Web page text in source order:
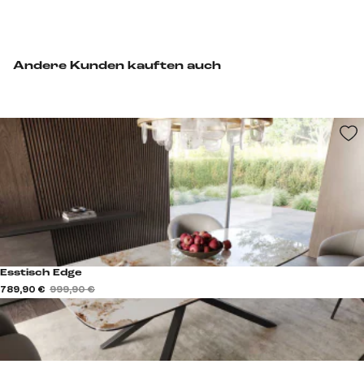
Andere Kunden kauften auch
Esstisch Edge
789,90 € 999,90 €